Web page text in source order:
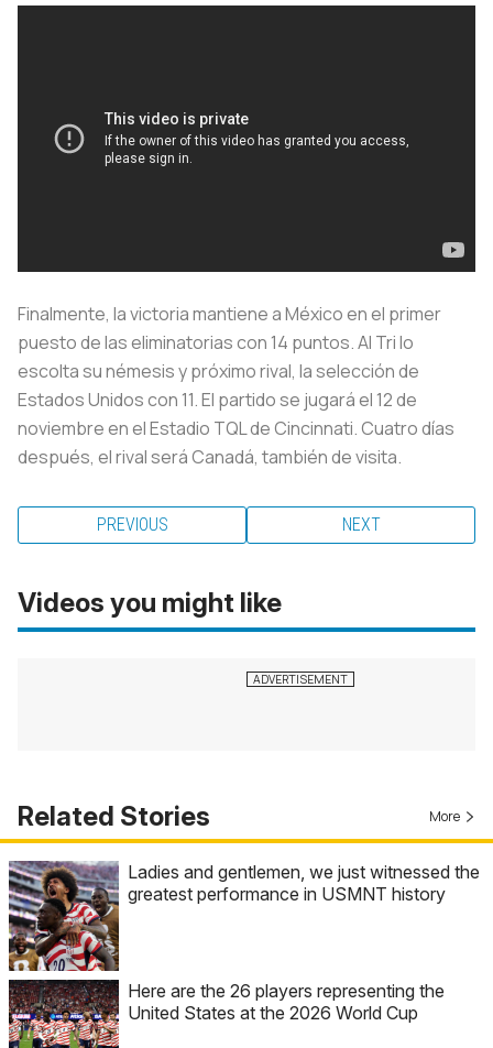
Finalmente, la victoria mantiene a México en el primer
puesto de las eliminatorias con 14 puntos. Al Tri lo
escolta su némesis y próximo rival, la selección de
Estados Unidos con 11. El partido se jugará el 12 de
noviembre en el Estadio TQL de Cincinnati. Cuatro días
después, el rival será Canadá, también de visita.
PREVIOUS NEXT
Videos you might like
Related Stories More
Ladies and gentlemen, we just witnessed the
greatest performance in USMNT history
Here are the 26 players representing the
United States at the 2026 World Cup